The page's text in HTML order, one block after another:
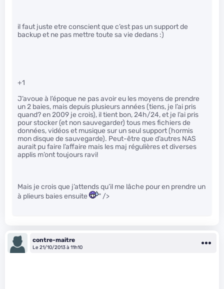
il faut juste etre conscient que c’est pas un support de
backup et ne pas mettre toute sa vie dedans :)
+1
J’avoue à l’époque ne pas avoir eu les moyens de prendre
un 2 baies, mais depuis plusieurs années (tiens, je l’ai pris
quand? en 2009 je crois), il tient bon, 24h/24, et je l’ai pris
pour stocker (et non sauvegarder) tous mes fichiers de
données, vidéos et musique sur un seul support (hormis
mon disque de sauvegarde). Peut-être que d’autres NAS
aurait pu faire l’affaire mais les maj régulières et diverses
applis m’ont toujours ravi!
Mais je crois que j’attends qu’il me lâche pour en prendre un
à plieurs baies ensuite
" />
contre-maitre
Le 21/10/2013 à 11h10